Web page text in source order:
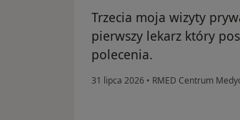
Trzecia moja wizyty
pierwszy lekarz który
polecenia.
31 lipca 2026 • RMED Centrum